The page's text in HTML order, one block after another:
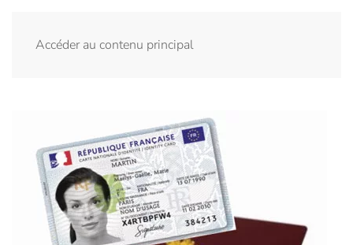
Accéder au contenu principal